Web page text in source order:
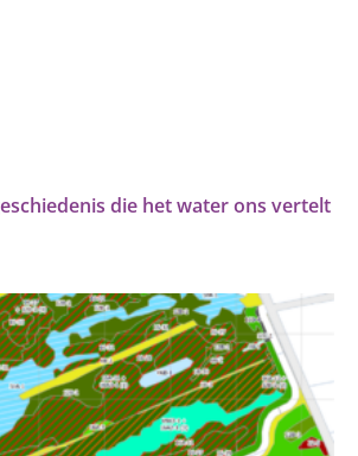
die het water ons vertelt